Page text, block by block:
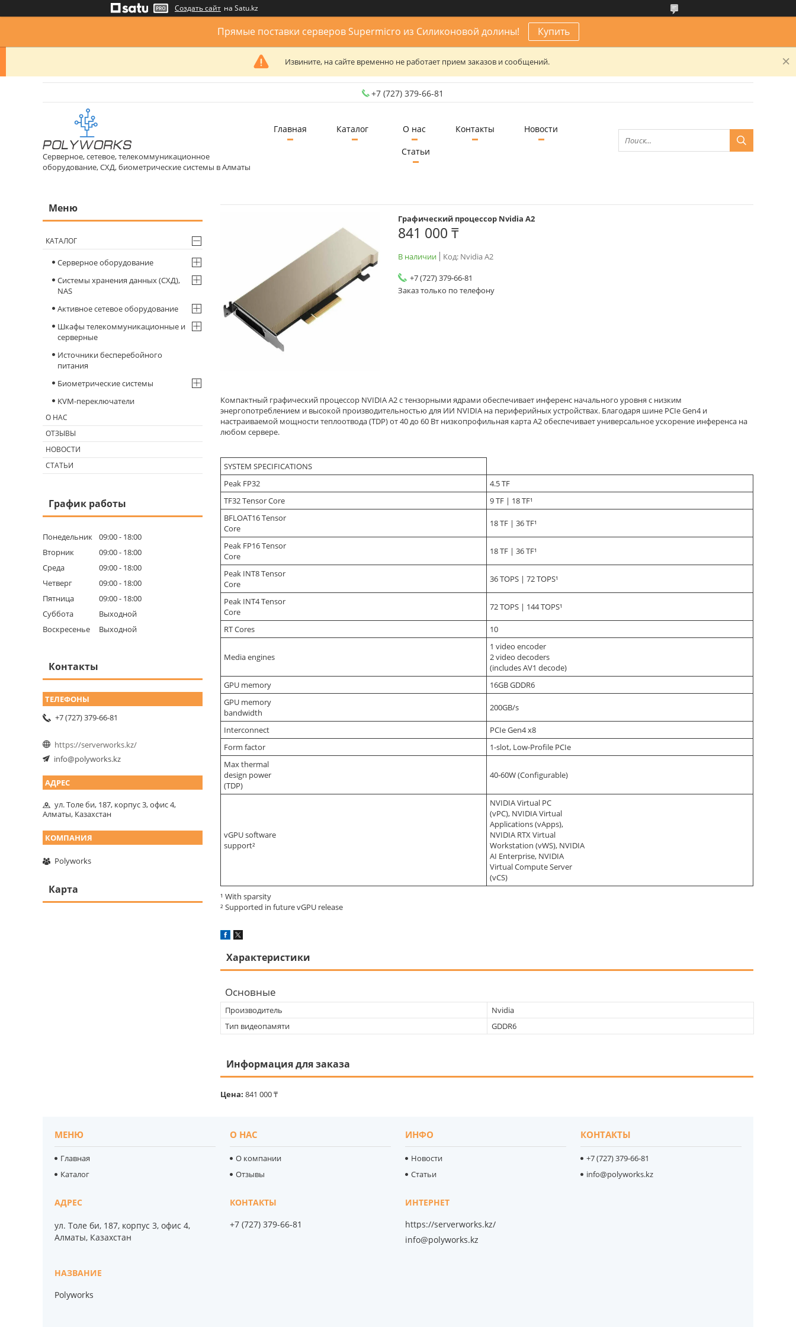
Создать сайт на Satu.kz
Прямые поставки серверов Supermicro из Силиконовой долины! Купить
Извините, на сайте временно не работает прием заказов и сообщений.
+7 (727) 379-66-81
Серверное, сетевое, телекоммуникационное
оборудование, СХД, биометрические системы в Алматы
Главная Каталог О нас Контакты
Новости
Статьи
Графический процессор Nvidia A2
841 000 ₸
В наличии Код: Nvidia A2
+7 (727) 379-66-81
Заказ только по телефону
Компактный графический процессор NVIDIA A2 с тензорными ядрами обеспечивает инференс начального уровня с низким
энергопотреблением и высокой производительностью для ИИ NVIDIA на периферийных устройствах. Благодаря шине PCIe Gen4 и
настраиваемой мощности теплоотвода (TDP) от 40 до 60 Вт низкопрофильная карта A2 обеспечивает универсальное ускорение инференса на
любом сервере.
SYSTEM SPECIFICATIONS
Peak FP32
4.5 TF
TF32 Tensor Core
9 TF | 18 TF¹
BFLOAT16 Tensor
Core
18 TF | 36 TF¹
Peak FP16 Tensor
Core
18 TF | 36 TF¹
Peak INT8 Tensor
Core
36 TOPS | 72 TOPS¹
Peak INT4 Tensor
Core
72 TOPS | 144 TOPS¹
RT Cores 10
Media engines
1 video encoder
2 video decoders
(includes AV1 decode)
GPU memory
16GB GDDR6
GPU memory
bandwidth
200GB/s
Interconnect
PCIe Gen4 x8
Form factor
1-slot, Low-Profile PCIe
Max thermal
design power
(TDP)
40-60W (Configurable)
vGPU software
support²
NVIDIA Virtual PC
(vPC), NVIDIA Virtual
Applications (vApps),
NVIDIA RTX Virtual
Workstation (vWS), NVIDIA
AI Enterprise, NVIDIA
Virtual Compute Server
(vCS)
¹ With sparsity
² Supported in future vGPU release
Характеристики
Основные
Производитель
Nvidia
Тип видеопамяти
GDDR6
Информация для заказа
Цена: 841 000 ₸
КАТАЛОГ
Серверное оборудование
Системы хранения данных (СХД),
NAS
Активное сетевое оборудование
Шкафы телекоммуникационные и
серверные
Источники бесперебойного
питания
Биометрические системы
KVM-переключатели
О НАС
ОТЗЫВЫ
НОВОСТИ
СТАТЬИ
График работы
Понедельник 09:00
18:00
Вторник
09:00
18:00
Среда
09:00
18:00
Четверг
09:00
18:00
Пятница
09:00
18:00
Суббота
Выходной
Воскресенье
Выходной
Контакты
+7 (727) 379-66-81
https://serverworks.kz/
info@polyworks.kz
ул. Толе би, 187, корпус 3, офис 4,
Алматы, Казахстан
Polyworks
Карта
МЕНЮ
Главная
Каталог
О НАС
О компании
Отзывы
ИНФО
Новости
Статьи
КОНТАКТЫ
+7 (727) 379-66-81
info@polyworks.kz
ул. Толе би, 187, корпус 3, офис 4,
Алматы, Казахстан
Polyworks
+7 (727) 379-66-81
https://serverworks.kz/
info@polyworks.kz